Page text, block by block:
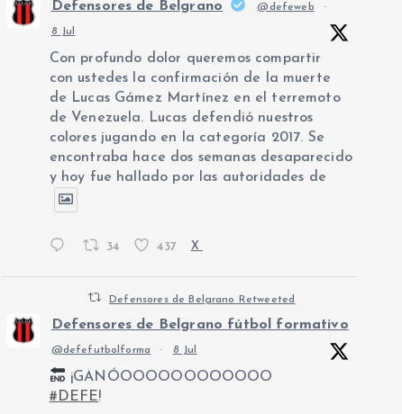
Defensores de Belgrano @defeweb ·
8 Jul
Con profundo dolor queremos compartir
con ustedes la confirmación de la muerte
de Lucas Gámez Martínez en el terremoto
de Venezuela. Lucas defendió nuestros
colores jugando en la categoría 2017. Se
encontraba hace dos semanas desaparecido
y hoy fue hallado por las autoridades de
34 437 X
Defensores de Belgrano Retweeted
Defensores de Belgrano fútbol formativo
@defefutbolforma · 8 Jul
¡GANÓOOOOOOOOOOOO
#DEFE!